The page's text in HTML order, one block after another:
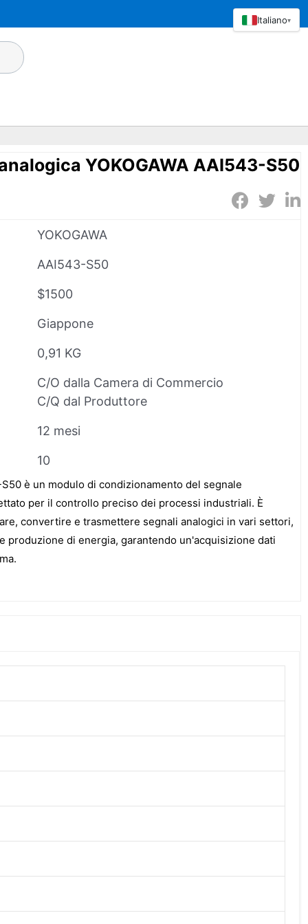
YOKOGAWA AAI543-S50
YOKOGAWA
AAI543-S50
$1500
Giappone
0,91 KG
C/O dalla Camera di Commercio
C/Q dal Produttore
12 mesi
10
S50 è un modulo di condizionamento del segnale
per il controllo preciso dei processi industriali. È
convertire e trasmettere segnali analogici in vari settori,
produzione di energia, garantendo un'acquisizione dati
Italiano▾